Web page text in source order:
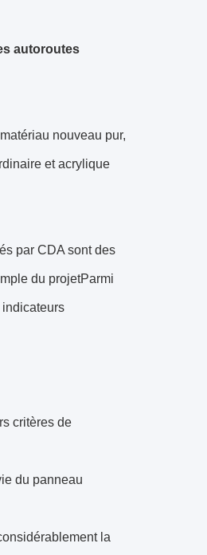
autoroutes
nouveau pur,
et acrylique
par CDA sont des
du projetParmi
critères de
du panneau
la